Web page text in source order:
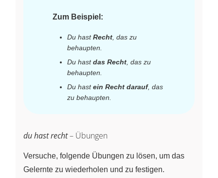
Zum Beispiel:
Du hastRecht , das zu
behaupten.
Du hastdas Recht , das zu
behaupten.
Du hastein Recht darauf, das
zu behaupten.
du hast recht– Übungen
Versuche, folgende Übungen zu lösen, um das
Gelernte zu wiederholen und zu festigen.